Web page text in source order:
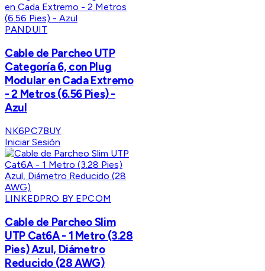
PANDUIT
Cable de Parcheo UTP
Categoría 6, con Plug
Modular en Cada Extremo
- 2 Metros (6.56 Pies) -
Azul
NK6PC7BUY
Iniciar Sesión
LINKEDPRO BY EPCOM
Cable de Parcheo Slim
UTP Cat6A - 1 Metro (3.28
Pies) Azul, Diámetro
Reducido (28 AWG)